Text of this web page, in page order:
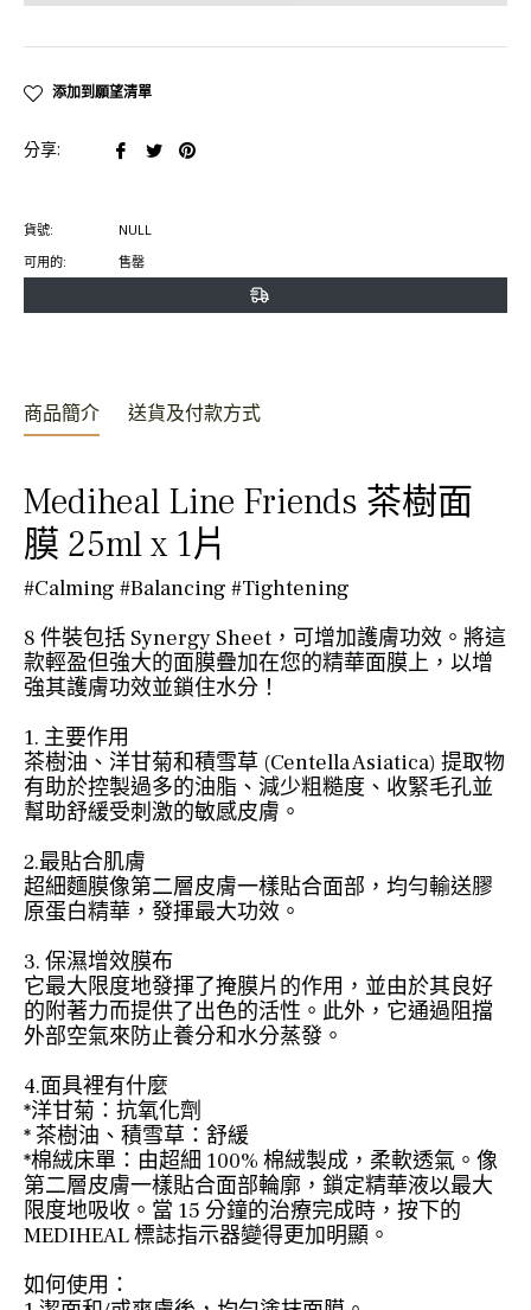
添加到願望清單
分享:
在
上
分
在 在
貨號:
NULL
可用的:
售罄
商品簡介 送貨及付款方式
Mediheal Line Friends 茶樹面
膜 25ml x 1片
#Calming #Balancing #Tightening
8 件裝包括 Synergy Sheet，可增加護膚功效。將這
款輕盈但強大的面膜疊加在您的精華面膜上，以增
強其護膚功效並鎖住水分！
1. 主要作用
茶樹油、洋甘菊和積雪草 (Centella Asiatica) 提取物
有助於控製過多的油脂、減少粗糙度、收緊毛孔並
幫助舒緩受刺激的敏感皮膚。
2.最貼合肌膚
超細麵膜像第二層皮膚一樣貼合面部，均勻輸送膠
原蛋白精華，發揮最大功效。
3. 保濕增效膜布
它最大限度地發揮了掩膜片的作用，並由於其良好
的附著力而提供了出色的活性。此外，它通過阻擋
外部空氣來防止養分和水分蒸發。
4.面具裡有什麼
*洋甘菊：抗氧化劑
* 茶樹油、積雪草：舒緩
*棉絨床單：由超細 100% 棉絨製成，柔軟透氣。像
第二層皮膚一樣貼合面部輪廓，鎖定精華液以最大
限度地吸收。當 15 分鐘的治療完成時，按下的
MEDIHEAL 標誌指示器變得更加明顯。
如何使用：